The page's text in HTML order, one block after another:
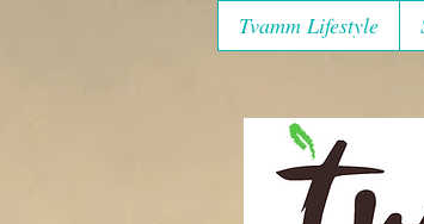
Tvamm Lifestyle